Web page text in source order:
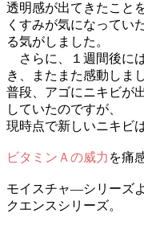
透明感が出てきたこと
くすみが気になってい
る気がしました。
さらに、１週間後に
き、またまた感動しま
普段、アゴにニキビが
していたのですが、
現時点で新しいニキビ
ビタミンＡの威力 を痛
モイスチャ―シリーズ
クエンスシリーズ。